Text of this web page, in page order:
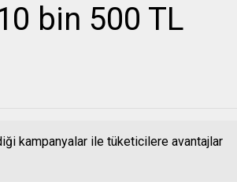
bin 500 TL
kampanyalar ile tüketicilere avantajlar